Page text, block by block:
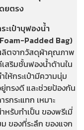
ยตรง
ะเป๋าบุฟองน้ำ
Padded Bag)
ตจากวัสดุผ้าคุณภาพ
สริมชั้นฟองน้ำด้านใน
ให้กระเป๋ามีความนุ่ม
ทรงดี และช่วยป้องกัน
รกระแทก เหมาะ
หรับทำเป็น ของพรีเมี่
ของที่ระลึก ของแจก